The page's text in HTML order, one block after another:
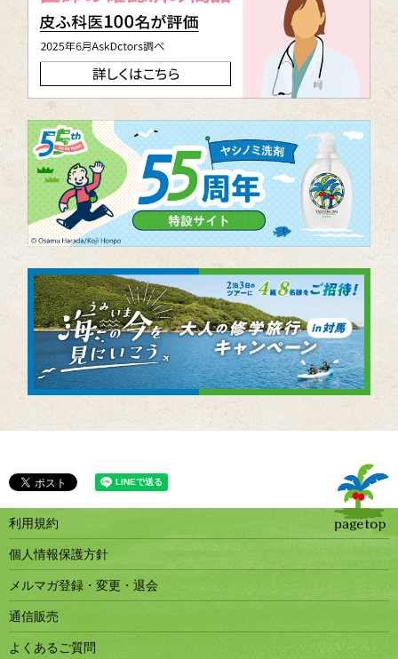
利用規約
個人情報保護方針
メルマガ登録・変更・退会
通信販売
よくあるご質問